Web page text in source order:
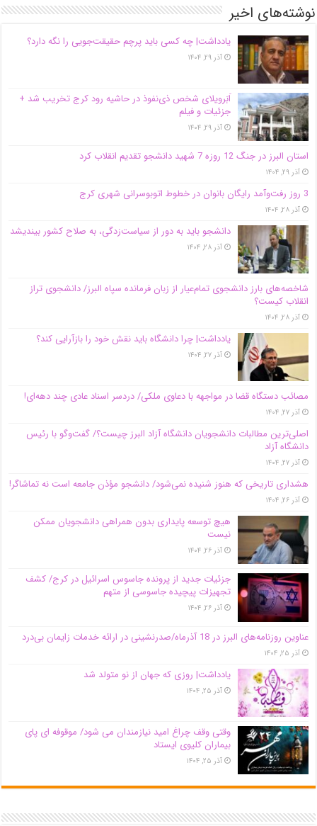
نوشته‌های اخیر
یادداشت| ‌چه کسی باید پرچم حقیقت‌جویی را نگه دارد؟
آذر ۲۹, ۱۴۰۴
اَبَر‌ویلای شخص ذی‌نفوذ در حاشیه‌ رود کرج تخریب شد +
جزئیات و فیلم
آذر ۲۹, ۱۴۰۴
استان البرز در جنگ 12 روزه 7 شهید دانشجو تقدیم انقلاب کرد
آذر ۲۹, ۱۴۰۴
3 روز رفت‌وآمد رایگان بانوان در خطوط اتوبوسرانی شهری کرج
آذر ۲۸, ۱۴۰۴
دانشجو باید به دور از سیاست‌زدگی، به صلاح کشور بیندیشد
آذر ۲۸, ۱۴۰۴
شاخصه‌های بارز دانشجوی تمام‌عیار از زبان فرمانده سپاه البرز/ دانشجوی تراز
انقلاب کیست؟
آذر ۲۸, ۱۴۰۴
یادداشت| چرا دانشگاه باید نقش خود را بازآرایی کند؟
آذر ۲۷, ۱۴۰۴
مصائب دستگاه قضا در مواجهه با دعاوی ملکی/ دردسر اسناد عادی چند‌ دهه‌ای!
آذر ۲۷, ۱۴۰۴
اصلی‌ترین مطالبات دانشجویان دانشگاه آزاد البرز چیست؟/ گفت‌وگو با رئیس
دانشگاه آز‌اد
آذر ۲۷, ۱۴۰۴
هشداری تاریخی که هنوز شنیده نمی‌شود/ دانشجو مؤذن جامعه است نه تماشاگر!
آذر ۲۶, ۱۴۰۴
هیچ توسعه پایداری بدون همراهی دانشجویان ممکن
نیست
آذر ۲۶, ۱۴۰۴
جزئیات جدید از پرونده جاسوس اسرائیل در کرج/‌ کشف
تجهیزات پیچیده جاسوسی از متهم
آذر ۲۶, ۱۴۰۴
عناوین روزنامه‌های البرز در ‌18 آذرماه/صدرنشینی در ارائه خدمات زایمان بی‌درد
آذر ۲۵, ۱۴۰۴
یادداشت| روزی که جهان از نو متولد شد
آذر ۲۵, ۱۴۰۴
وقتی وقف چراغ امید نیازمندان می شود/ موقوفه ای پای
بیماران کلیوی ایستاد
آذر ۲۵, ۱۴۰۴